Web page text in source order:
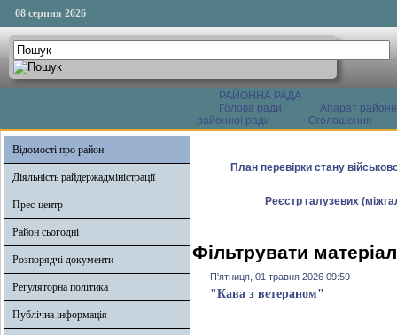
08 серпня 2026
РАЙОННА РАДА
Голова ради
Апарат
районної ради
Оголошення
Відомості про район
Діяльність райдержадміністрації
Прес-центр
Район сьогодні
Розпорядчі документи
Регуляторна політика
Публічна інформація
План перевірки стану
Реєстр галузевих
Фільтрувати
П'ятниця, 01 травня 2026 09:59
"Кава з ветераном"